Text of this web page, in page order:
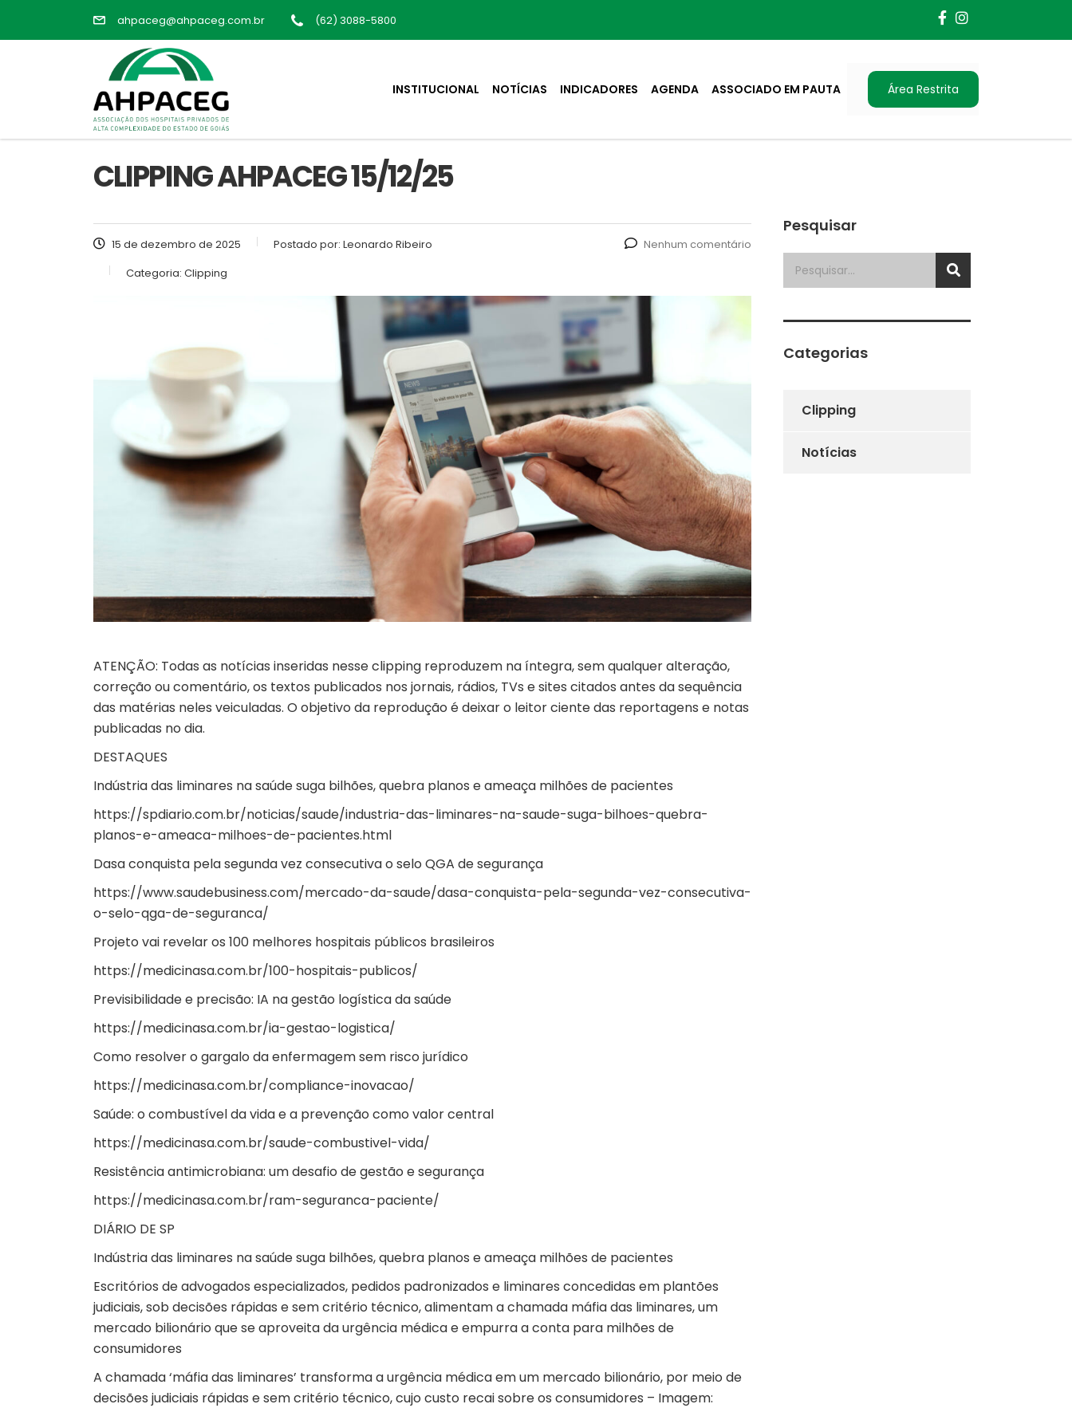
ahpaceg@ahpaceg.com.br (62) 3088-5800
INSTITUCIONAL NOTÍCIAS INDICADORES AGENDA ASSOCIADO EM PAUTA Área Restrita
CLIPPING AHPACEG 15/12/25
15 de dezembro de 2025 Postado por: Leonardo Ribeiro
Categoria: Clipping
Nenhum comentário
ATENÇÃO: Todas as notícias inseridas nesse clipping reproduzem na íntegra, sem qualquer alteração,
correção ou comentário, os textos publicados nos jornais, rádios, TVs e sites citados antes da sequência
das matérias neles veiculadas. O objetivo da reprodução é deixar o leitor ciente das reportagens e notas
publicadas no dia.
DESTAQUES
Indústria das liminares na saúde suga bilhões, quebra planos e ameaça milhões de pacientes
https://spdiario.com.br/noticias/saude/industria-das-liminares-na-saude-suga-bilhoes-quebra-
planos-e-ameaca-milhoes-de-pacientes.html
Dasa conquista pela segunda vez consecutiva o selo QGA de segurança
https://www.saudebusiness.com/mercado-da-saude/dasa-conquista-pela-segunda-vez-consecutiva-
o-selo-qga-de-seguranca/
Projeto vai revelar os 100 melhores hospitais públicos brasileiros
https://medicinasa.com.br/100-hospitais-publicos/
Previsibilidade e precisão: IA na gestão logística da saúde
https://medicinasa.com.br/ia-gestao-logistica/
Como resolver o gargalo da enfermagem sem risco jurídico
https://medicinasa.com.br/compliance-inovacao/
Saúde: o combustível da vida e a prevenção como valor central
https://medicinasa.com.br/saude-combustivel-vida/
Resistência antimicrobiana: um desafio de gestão e segurança
https://medicinasa.com.br/ram-seguranca-paciente/
DIÁRIO DE SP
Indústria das liminares na saúde suga bilhões, quebra planos e ameaça milhões de pacientes
Escritórios de advogados especializados, pedidos padronizados e liminares concedidas em plantões
judiciais, sob decisões rápidas e sem critério técnico, alimentam a chamada máfia das liminares, um
mercado bilionário que se aproveita da urgência médica e empurra a conta para milhões de
consumidores
A chamada ‘máfia das liminares’ transforma a urgência médica em um mercado bilionário, por meio de
decisões judiciais rápidas e sem critério técnico, cujo custo recai sobre os consumidores – Imagem:
Pesquisar
Categorias
Clipping
Notícias